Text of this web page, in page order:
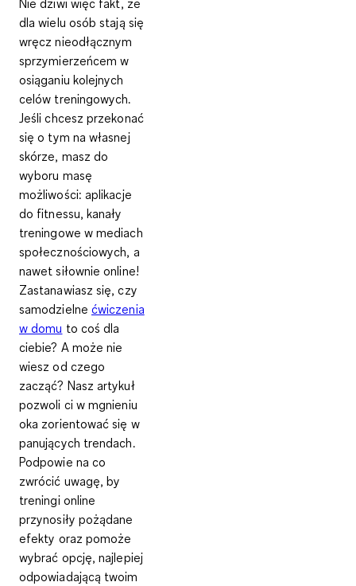
Nie dziwi więc fakt, że
dla wielu osób stają się
wręcz nieodłącznym
sprzymierzeńcem w
osiąganiu kolejnych
celów treningowych.
Jeśli chcesz przekonać
się o tym na własnej
skórze, masz do
wyboru masę
możliwości: aplikacje
do fitnessu, kanały
treningowe w mediach
społecznościowych, a
nawet siłownie online!
Zastanawiasz się, czy
samodzielne ćwiczenia
w domu to coś dla
ciebie? A może nie
wiesz od czego
zacząć? Nasz artykuł
pozwoli ci w mgnieniu
oka zorientować się w
panujących trendach.
Podpowie na co
zwrócić uwagę, by
treningi online
przynosiły pożądane
efekty oraz pomoże
wybrać opcję, najlepiej
odpowiadającą twoim